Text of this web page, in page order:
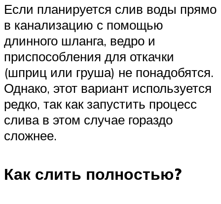
Если планируется слив воды прямо
в канализацию с помощью
длинного шланга, ведро и
приспособления для откачки
(шприц или груша) не понадобятся.
Однако, этот вариант используется
редко, так как запустить процесс
слива в этом случае гораздо
сложнее.
Как слить полностью?